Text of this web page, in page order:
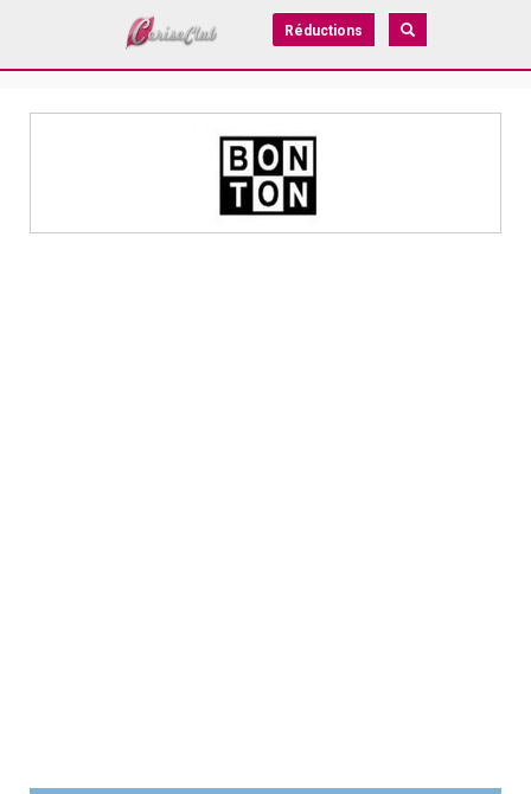
Réductions